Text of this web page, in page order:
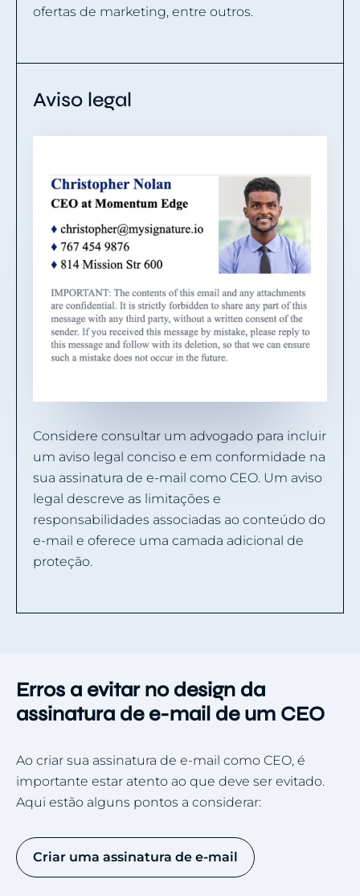
ofertas de marketing, entre outros.
Aviso legal
Considere consultar um advogado para incluir
um aviso legal conciso e em conformidade na
sua assinatura de e-mail como CEO. Um aviso
legal descreve as limitações e
responsabilidades associadas ao conteúdo do
e-mail e oferece uma camada adicional de
proteção.
Erros a evitar no design da
assinatura de e-mail de um CEO
Ao criar sua assinatura de e-mail como CEO, é
importante estar atento ao que deve ser evitado.
Aqui estão alguns pontos a considerar:
Criar uma assinatura de e-mail